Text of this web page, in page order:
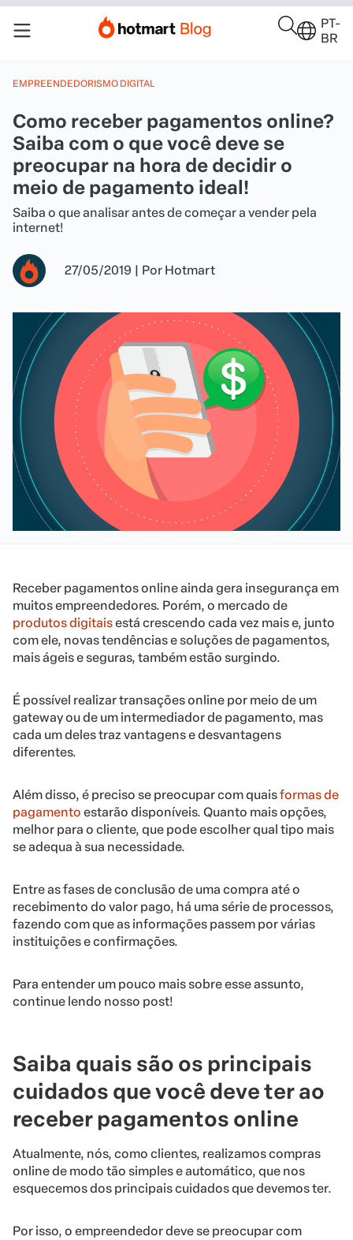
PT-
BR
EMPREENDEDORISMO DIGITAL
Como receber pagamentos online?
Saiba com o que você deve se
preocupar na hora de decidir o
meio de pagamento ideal!
Saiba o que analisar antes de começar a vender pela
internet!
27/05/2019 | Por Hotmart
Receber pagamentos online ainda gera insegurança em
muitos empreendedores. Porém, o mercado de
produtos digitaisestá crescendo cada vez mais e, junto
com ele, novas tendências e soluções de pagamentos,
mais ágeis e seguras, também estão surgindo.
É possível realizar transações online por meio de um
gateway ou de um intermediador de pagamento, mas
cada um deles traz vantagens e desvantagens
diferentes.
Além disso, é preciso se preocupar com quaisformas de
pagamento estarão disponíveis. Quanto mais opções,
melhor para o cliente, que pode escolher qual tipo mais
se adequa à sua necessidade.
Entre as fases de conclusão de uma compra até o
recebimento do valor pago, há uma série de processos,
fazendo com que as informações passem por várias
instituições e confirmações.
Para entender um pouco mais sobre esse assunto,
continue lendo nosso post!
Saiba quais são os principais
cuidados que você deve ter ao
receber pagamentos online
Atualmente, nós, como clientes, realizamos compras
online de modo tão simples e automático, que nos
esquecemos dos principais cuidados que devemos ter.
Por isso, o empreendedor deve se preocupar com